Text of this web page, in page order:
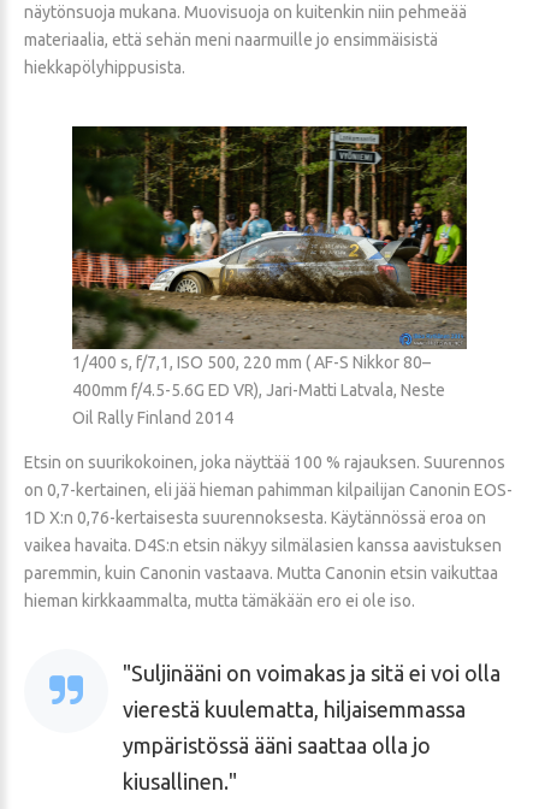
näytönsuoja mukana. Muovisuoja on kuitenkin niin pehmeää
materiaalia, että sehän meni naarmuille jo ensimmäisistä
hiekkapölyhippusista.
1/400 s, f/7,1, ISO 500, 220 mm ( AF-S Nikkor 80–
400mm f/4.5-5.6G ED VR), Jari-Matti Latvala, Neste
Oil Rally Finland 2014
Etsin on suurikokoinen, joka näyttää 100 % rajauksen. Suurennos
on 0,7-kertainen, eli jää hieman pahimman kilpailijan Canonin EOS-
1D X:n 0,76-kertaisesta suurennoksesta. Käytännössä eroa on
vaikea havaita. D4S:n etsin näkyy silmälasien kanssa aavistuksen
paremmin, kuin Canonin vastaava. Mutta Canonin etsin vaikuttaa
hieman kirkkaammalta, mutta tämäkään ero ei ole iso.
Suljinääni on voimakas ja sitä ei voi olla
vierestä kuulematta, hiljaisemmassa
ympäristössä ääni saattaa olla jo
kiusallinen.